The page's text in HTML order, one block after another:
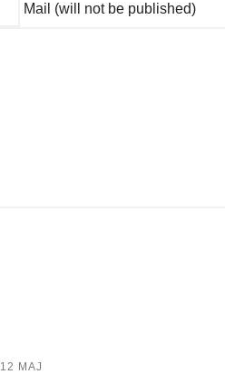
Mail (will not be published)
12 MAJ